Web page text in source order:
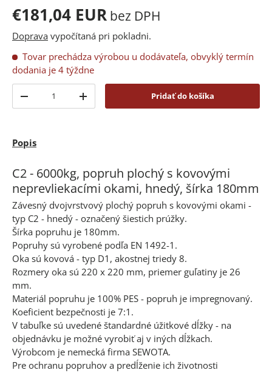
€181,04 EUR bez DPH
Doprava vypočítaná pri pokladni.
Tovar prechádza výrobou u dodávateľa, obvyklý termín
dodania je 4 týždne
-
+ Pridať do košíka
Popis
C2 - 6000kg, popruh plochý s kovovými
neprevliekacími okami, hnedý, šírka 180mm
Závesný dvojvrstvový plochý popruh s kovovými okami -
typ C2 - hnedý - označený šiestich prúžky.
Šírka popruhu je 180mm.
Popruhy sú vyrobené podľa EN 1492-1.
Oka sú kovová - typ D1, akostnej triedy 8.
Rozmery oka sú 220 x 220 mm, priemer guľatiny je 26
mm.
Materiál popruhu je 100% PES - popruh je impregnovaný.
Koeficient bezpečnosti je 7:1.
V tabuľke sú uvedené štandardné úžitkové dĺžky - na
objednávku je možné vyrobiť aj v iných dĺžkach.
Výrobcom je nemecká firma SEWOTA.
Pre ochranu popruhov a predĺženie ich životnosti